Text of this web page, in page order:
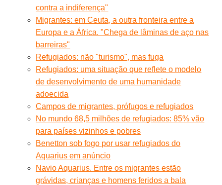
contra a indiferença"
Migrantes: em Ceuta, a outra fronteira entre a
Europa e a África. "Chega de lâminas de aço nas
barreiras"
Refugiados: não "turismo", mas fuga
Refugiados: uma situação que reflete o modelo
de desenvolvimento de uma humanidade
adoecida
Campos de migrantes, prófugos e refugiados
No mundo 68,5 milhões de refugiados: 85% vão
para países vizinhos e pobres
Benetton sob fogo por usar refugiados do
Aquarius em anúncio
Navio Aquarius. Entre os migrantes estão
grávidas, crianças e homens feridos a bala